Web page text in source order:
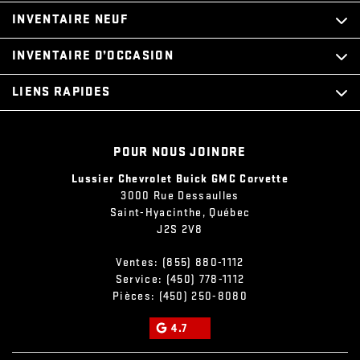
POUR NOUS JOINDRE
Lussier Chevrolet Buick GMC Corvette
3000 Rue Dessaulles
Saint-Hyacinthe , Québec
J2S 2V8
Ventes: (855) 880-1112
Service: (450) 778-1112
Pièces: (450) 250-8080
4.7
INVENTAIRE NEUF
INVENTAIRE D’OCCASION
LIENS RAPIDES